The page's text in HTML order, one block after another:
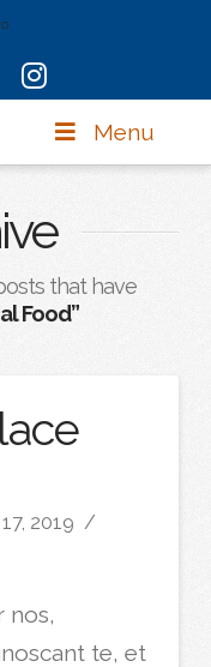
Instagram
Menu
that have
Food”
2019
nos,
te, et